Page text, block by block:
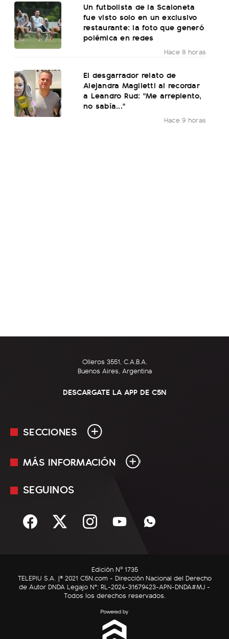
Un futbolista de la Scaloneta
fue visto solo en un exclusivo
restaurante: la foto que generó
polémica en redes
Hace 8 horas
El desgarrador relato de
Alejandra Maglietti al recordar
a Leandro Rud: "Me arrepiento,
no sabía..."
Hace 9 horas
Olleros 3551, C.A.B.A.
Buenos Aires, Argentina
DESCARGATE LA APP DE C5N
SECCIONES
En Vivo
Sociedad
C5N Autos
RatingCero
MÁS INFORMACIÓN
Mediakit
Términos y condiciones
SEGUINOS
Edición Nº 1735
TELEPIU S.A. |© 2021 C5N.com - Dirección Nacional del Derecho
de Autor DNDA Legajo N°: RL-2024-31679423-APN-DNDA#MJ -
Todos los derechos reservados.